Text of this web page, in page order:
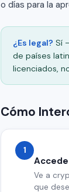
o días para la
¿Es legal? Sí
de países
licenciados,
Cómo
1
Ve a
que